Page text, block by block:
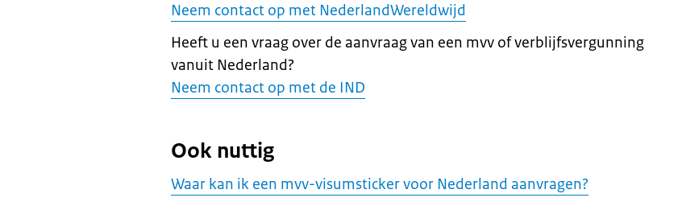
Neem contact op met NederlandWereldwijd
Heeft u een vraag over de aanvraag van een mvv of verblijfsvergunning
vanuit Nederland?
Neem contact op met de IND
Ook nuttig
Waar kan ik een mvv-visumsticker voor Nederland aanvragen?